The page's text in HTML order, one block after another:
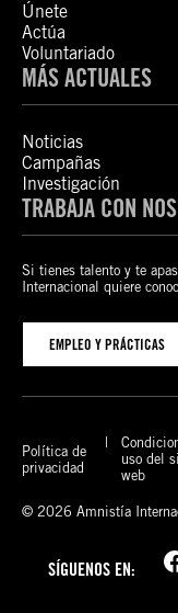
Únete
Actúa
Voluntariado
MÁS ACTUALES
Noticias
Campañas
Investigación
TRABAJA CON
Si tienes talento y te
Internacional quiere
EMPLEO Y PRÁCTICAS
Política de
privacidad
uso del
web
© 2026 Amnistía
SÍGUENOS EN: Facebook